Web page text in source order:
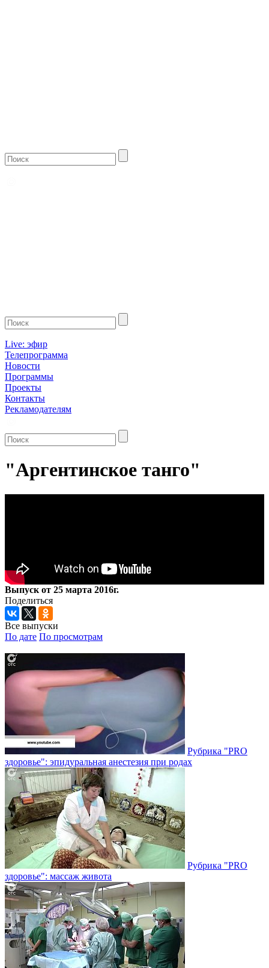
Live: эфир
Телепрограмма
Новости
Программы
Проекты
Контакты
Рекламодателям
"Аргентинское танго"
Выпуск от 25 марта 2016г.
Поделиться
Все выпуски
По дате По просмотрам
Рубрика "PRO
здоровье": эпидуральная анестезия при родах
Рубрика "PRO
здоровье": массаж живота